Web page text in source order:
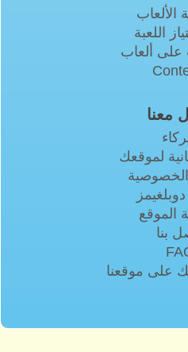
الألعاب
اللعبة
ألعاب
معنا
لموقعك
الموقع
بنا
على موقعنا